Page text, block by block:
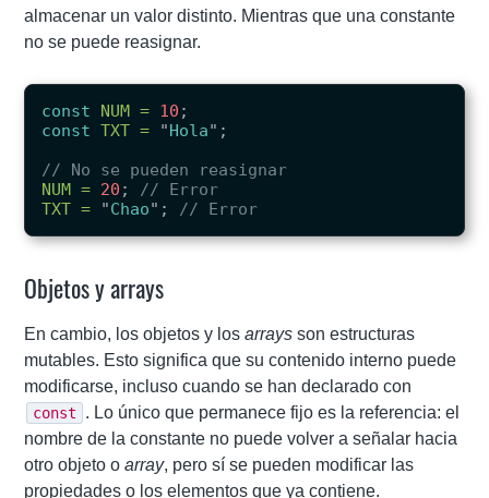
almacenar un valor distinto. Mientras que una constante
no se puede reasignar.
const NUM = 10 ;
const TXT = " Hola" ;
// No se pueden reasignar
NUM
= 20 ;
// Error
TXT = "Chao" ; // Error
Objetos y arrays
En cambio, los objetos y losarrays son estructuras
mutables. Esto significa que su contenido interno puede
modificarse, incluso cuando se han declarado con
const
. Lo único que permanece fijo es la referencia: el
nombre de la constante no puede volver a señalar hacia
otro objeto oarray, pero sí se pueden modificar las
propiedades o los elementos que ya contiene.